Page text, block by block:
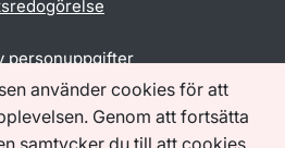
använder cookies för att
Genom att fortsätta
samtycker du till att cookies
personuppgifter
Följ oss